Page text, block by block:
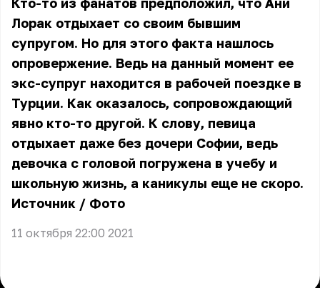
Лорак отдыхает со своим бывшим
супругом. Но для этого факта нашлось
опровержение. Ведь на данный момент ее
экс-супруг находится в рабочей поездке в
Турции. Как оказалось, сопровождающий
явно кто-то другой. К слову, певица
отдыхает даже без дочери Софии, ведь
девочка с головой погружена в учебу и
школьную жизнь, а каникулы еще не скоро.
Источник / Фото
11 октября 22:00 2021